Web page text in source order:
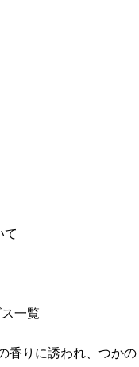
て
一覧
香りに誘われ、つかの